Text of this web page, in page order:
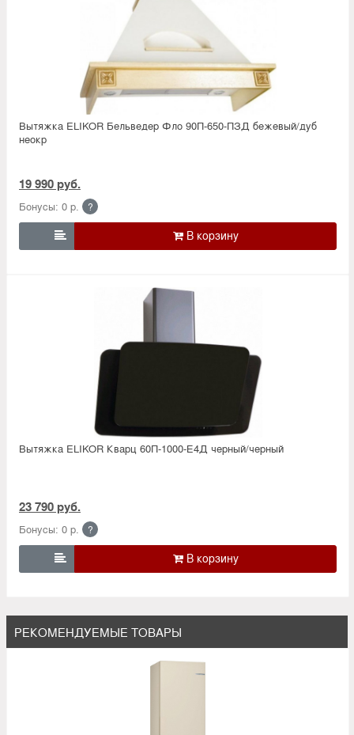
Вытяжка ELIKOR Бельведер Фло 90П-650-ПЗД бежевый/дуб
неокр
19 990 руб.
Бонусы: 0 р. ?

Вытяжка ELIKOR Кварц 60П-1000-Е4Д черный/черный
23 790 руб.
Бонусы: 0 р. ?

РЕКОМЕНДУЕМЫЕ ТОВАРЫ